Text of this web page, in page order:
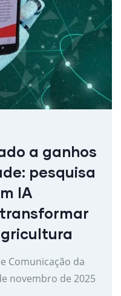
a ganhos
pesquisa
IA
Comunicação da
novembro de 2025